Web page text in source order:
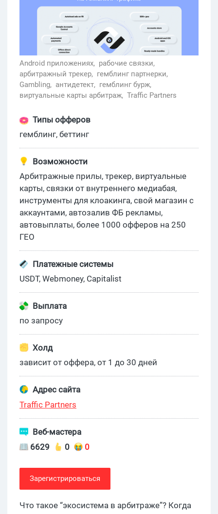
Android приложениях, рабочие связки,
арбитражный трекер, гемблинг партнерки,
Gambling, антидетект, гемблинг бурж,
виртуальные карты арбитраж, Traffic Partners
Типы офферов
гемблинг, беттинг
Возможности
Арбитражные прилы, трекер, виртуальные
карты, связки от внутреннего медиабая,
инструменты для клоакинга, свой магазин с
аккаунтами, автозалив ФБ рекламы,
автовыплаты, более 1000 офферов на 250
ГЕО
Платежные системы
USDT, Webmoney, Capitalist
Выплата
по запросу
Холд
зависит от оффера, от 1 до 30 дней
Адрес сайта
Traffic Partners
Веб-мастера
6629
0 0
Зарегистрироваться
Что такое “экосистема в арбитраже”? Когда